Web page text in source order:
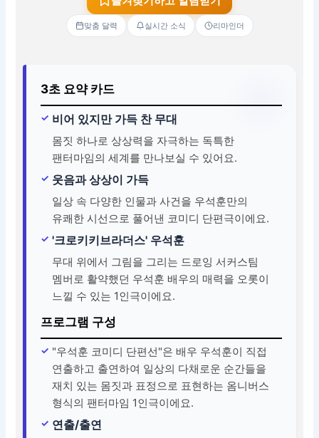
맞춤 달력 실시간 소식 리마인더
3초 요약 카드
비어 있지만 가득 찬 무대
몸짓 하나로 상상력을 자극하는 독특한
팬터마임의 세계를 만나보실 수 있어요.
웃음과 상상이 가득
일상 속 다양한 인물과 사건을 우석훈만의
유쾌한 시선으로 풀어낸 코미디 단편극이에요.
'크로키키브라더스' 우석훈
무대 위에서 그림을 그리는 드로잉 서커스팀
멤버로 활약했던 우석훈 배우의 매력을 오롯이
느낄 수 있는 1인극이에요.
프로그램 구성
"우석훈 코미디 단편선"은 배우 우석훈이 직접
연출하고 출연하여 일상의 다채로운 순간들을
재치 있는 몸짓과 표정으로 표현하는 옴니버스
형식의 팬터마임 1인극이에요.
연출/출연